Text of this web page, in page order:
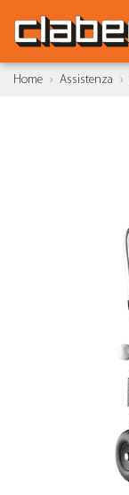
Home Assistenza